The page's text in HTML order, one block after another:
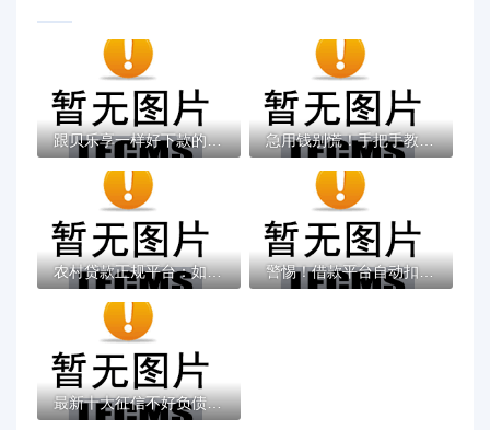
跟贝乐享一样好下款的？6个平台试试看哪个能... 急用钱别慌！手把手教你下载正规小额借钱平...
农村贷款正规平台：如何选择安全可靠的正规... 警惕！借款平台自动扣银行卡钱？这些细节不...
最新十大征信不好负债高的app，专治什么贷款...